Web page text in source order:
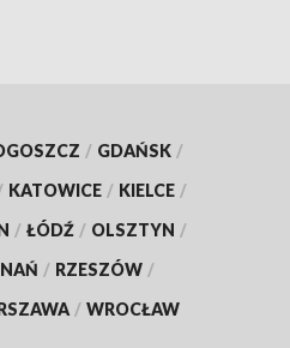
/ GDAŃSK /
KATOWICE / KIELCE /
/ ŁÓDŹ / OLSZTYN /
/ RZESZÓW /
/ WROCŁAW